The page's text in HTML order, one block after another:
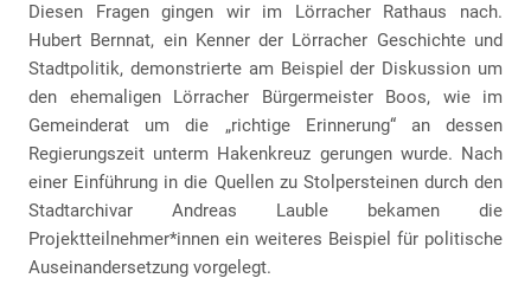
Diesen Fragen gingen wir im Lörracher Rathaus nach.
Hubert Bernnat, ein Kenner der Lörracher Geschichte und
Stadtpolitik, demonstrierte am Beispiel der Diskussion um
den ehemaligen Lörracher Bürgermeister Boos, wie im
Gemeinderat um die „richtige Erinnerung“ an dessen
Regierungszeit unterm Hakenkreuz gerungen wurde. Nach
einer Einführung in die Quellen zu Stolpersteinen durch den
Stadtarchivar Andreas Lauble bekamen die
Projektteilnehmer*innen ein weiteres Beispiel für politische
Auseinandersetzung vorgelegt.